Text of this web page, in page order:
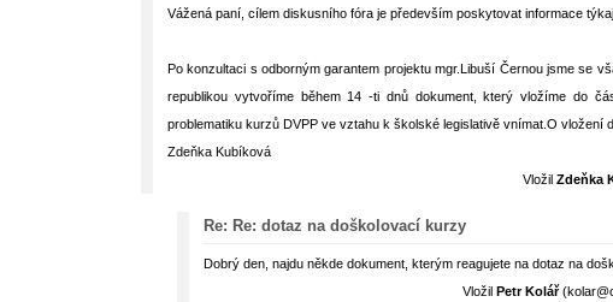
Vážená paní, cílem diskusního fóra je především poskytovat informace
Po konzultaci s odborným garantem projektu mgr.Libuší Černou jsme se
republikou vytvoříme během 14 -ti dnů dokument, který vložíme do
problematiku kurzů DVPP ve vztahu k školské legislativě vnímat.O vložení
Zdeňka Kubíková
Vložil Zdeňka
Re: Re: dotaz na doškolovací kurzy
Dobrý den, najdu někde dokument, kterým reagujete na dotaz na
Vložil Petr Kolář